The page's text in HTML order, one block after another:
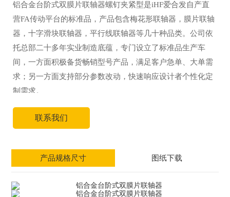
铝合金台阶式双膜片联轴器螺钉夹紧型是iHF爱合发自产直
营FA传动平台的标准品，产品包含梅花形联轴器，膜片联轴
器，十字滑块联轴器，平行线联轴器等几十种品类。公司依
托总部二十多年实业制造底蕴，专门设立了标准品生产车
间，一方面积极备货畅销型号产品，满足客户急单、大单需
求；另一方面支持部分参数改动，快速响应设计者个性化定
制需求。
联系我们
产品规格尺寸 图纸下载